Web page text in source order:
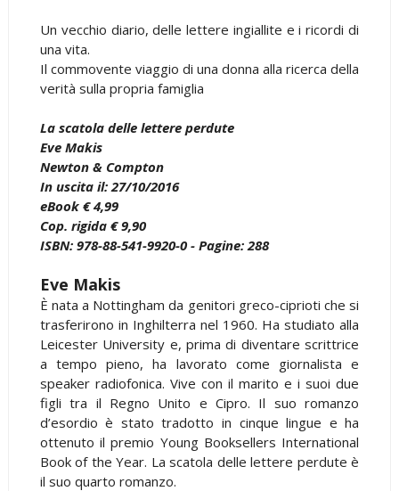
Un vecchio diario, delle lettere ingiallite e i ricordi di
una vita.
Il commovente viaggio di una donna alla ricerca della
verità sulla propria famiglia
La scatola delle lettere perdute
Eve Makis
Newton & Compton
In uscita il: 27/10/2016
eBook € 4,99
Cop. rigida € 9,90
ISBN: 978-88-541-9920-0 - Pagine: 288
Eve Makis
È nata a Nottingham da genitori greco-ciprioti che si
trasferirono in Inghilterra nel 1960. Ha studiato alla
Leicester University e, prima di diventare scrittrice
a tempo pieno, ha lavorato come giornalista e
speaker radiofonica. Vive con il marito e i suoi due
figli tra il Regno Unito e Cipro. Il suo romanzo
d’esordio è stato tradotto in cinque lingue e ha
ottenuto il premio Young Booksellers International
Book of the Year. La scatola delle lettere perdute è
il suo quarto romanzo.